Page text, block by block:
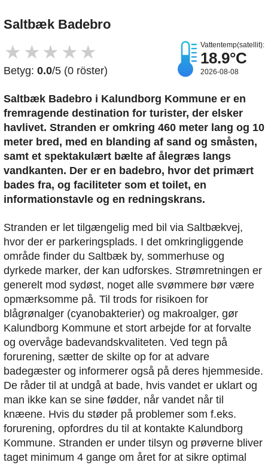
Saltbæk Badebro
★ ★ ★ ★ ★
Betyg: 0.0/5 (0 röster)
Vattentemp(satellit):
18.9°C
2026-08-08
Saltbæk Badebro i Kalundborg Kommune er en
fremragende destination for turister, der elsker
havlivet. Stranden er omkring 460 meter lang og 10
meter bred, med en blanding af sand og småsten,
samt et spektakulært bælte af ålegræs langs
vandkanten. Der er en badebro, hvor det primært
bades fra, og faciliteter som et toilet, en
informationstavle og en redningskrans.
Stranden er let tilgængelig med bil via Saltbækvej,
hvor der er parkeringsplads. I det omkringliggende
område finder du Saltbæk by, sommerhuse og
dyrkede marker, der kan udforskes. Strømretningen er
generelt mod sydøst, noget alle svømmere bør være
opmærksomme på. Til trods for risikoen for
blågrønalger (cyanobakterier) og makroalger, gør
Kalundborg Kommune et stort arbejde for at forvalte
og overvåge badevandskvaliteten. Ved tegn på
forurening, sætter de skilte op for at advare
badegæster og informerer også på deres hjemmeside.
De råder til at undgå at bade, hvis vandet er uklart og
man ikke kan se sine fødder, når vandet når til
knæene. Hvis du støder på problemer som f.eks.
forurening, opfordres du til at kontakte Kalundborg
Kommune. Stranden er under tilsyn og prøverne bliver
taget minimum 4 gange om året for at sikre optimal